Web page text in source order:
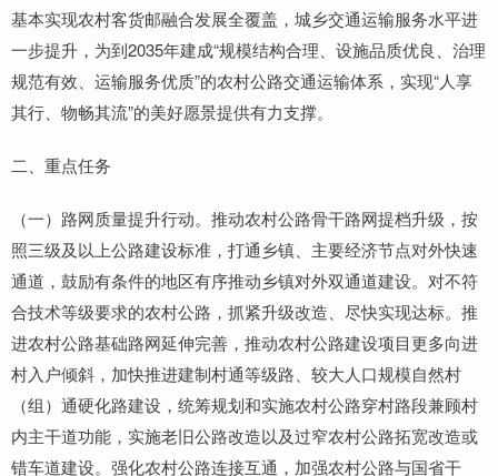
基本实现农村客货邮融合发展全覆盖，城乡交通运输服务水平进
一步提升，为到2035年建成“规模结构合理、设施品质优良、治理
规范有效、运输服务优质”的农村公路交通运输体系，实现“人享
其行、物畅其流”的美好愿景提供有力支撑。
二、重点任务
（一）路网质量提升行动。推动农村公路骨干路网提档升级，按
照三级及以上公路建设标准，打通乡镇、主要经济节点对外快速
通道，鼓励有条件的地区有序推动乡镇对外双通道建设。对不符
合技术等级要求的农村公路，抓紧升级改造、尽快实现达标。推
进农村公路基础路网延伸完善，推动农村公路建设项目更多向进
村入户倾斜，加快推进建制村通等级路、较大人口规模自然村
（组）通硬化路建设，统筹规划和实施农村公路穿村路段兼顾村
内主干道功能，实施老旧公路改造以及过窄农村公路拓宽改造或
错车道建设。强化农村公路连接互通，加强农村公路与国省干